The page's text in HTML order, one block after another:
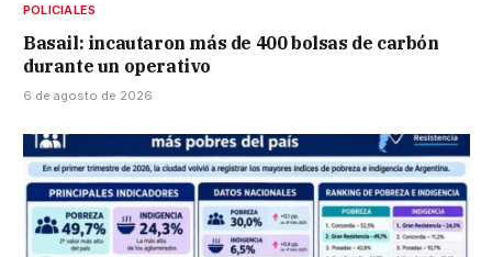
POLICIALES
Basail: incautaron más de 400 bolsas de carbón
durante un operativo
6 de agosto de 2026